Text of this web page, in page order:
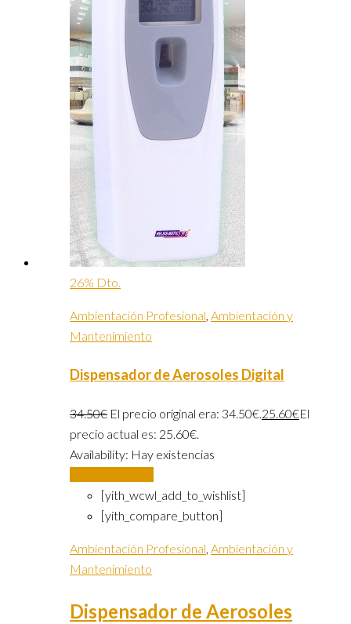
26% Dto.
Ambientación Profesional, Ambientación y
Mantenimiento
Dispensador de Aerosoles Digital
34.50€ El precio original era: 34.50€.25.60€El
precio actual es: 25.60€.
Availability: Hay existencias
[yith_wcwl_add_to_wishlist]
[yith_compare_button]
Ambientación Profesional, Ambientación y
Mantenimiento
Dispensador de Aerosoles